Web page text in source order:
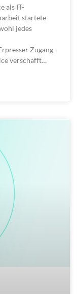
als IT-
startete
jedes
Zugang
verschafft…